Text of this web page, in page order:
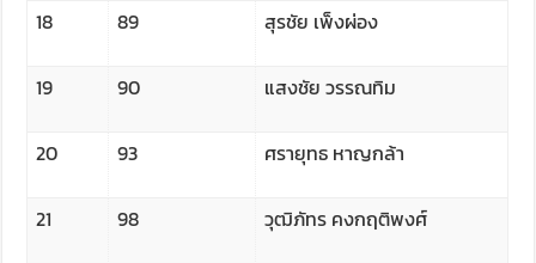
18 89 สุรชัย เพ็งผ่อง
19 90 แสงชัย วรรณทิม
20 93 ศรายุทธ หาญกล้า
21 98 วุฒิภัทร คงกฤติพงศ์